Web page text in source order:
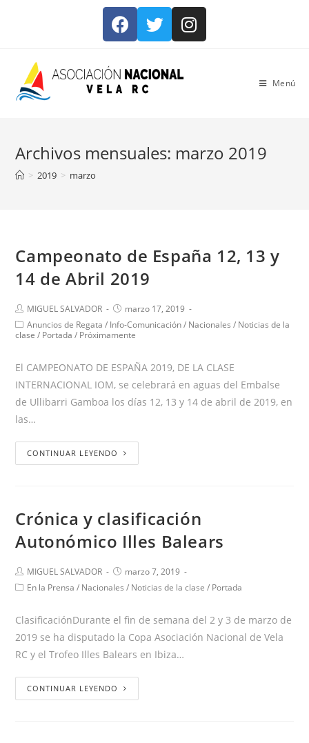
Menú
Archivos mensuales: marzo 2019
> 2019 > marzo
Campeonato de España 12, 13 y
14 de Abril 2019
MIGUEL SALVADOR
marzo 17, 2019
Anuncios de Regata / Info-Comunicación / Nacionales / Noticias de la
clase / Portada / Próximamente
El CAMPEONATO DE ESPAÑA 2019, DE LA CLASE
INTERNACIONAL IOM, se celebrará en aguas del Embalse
de Ullibarri Gamboa los días 12, 13 y 14 de abril de 2019, en
las…
CONTINUAR LEYENDO
Crónica y clasificación
Autonómico Illes Balears
MIGUEL SALVADOR
marzo 7, 2019
En la Prensa / Nacionales / Noticias de la clase / Portada
ClasificaciónDurante el fin de semana del 2 y 3 de marzo de
2019 se ha disputado la Copa Asociación Nacional de Vela
RC y el Trofeo Illes Balears en Ibiza…
CONTINUAR LEYENDO